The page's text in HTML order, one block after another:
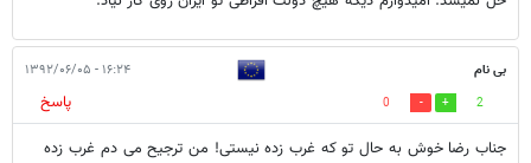
بی نام ۱۶:۲۴ - ۱۳۹۲/۰۶/۰۵
2
0
پاسخ
جناب رضا خوش به حال تو که غرب زده نیستی! من ترجیح می دم غرب زده